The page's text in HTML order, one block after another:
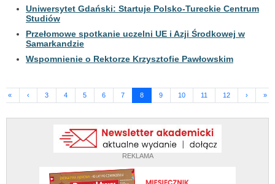
REKLAMA
Uniwersytet Gdański: Startuje Polsko-Tureckie Centrum
Studiów
Przełomowe spotkanie uczelni UE i Azji Środkowej w
Samarkandzie
Wspomnienie o Rektorze Krzysztofie Pawłowskim
« ‹ 3 4 5 6 7 8 9 10 11 12 › »